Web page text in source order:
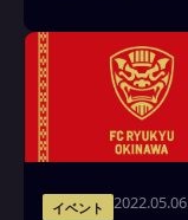
イベント 2022.05.06